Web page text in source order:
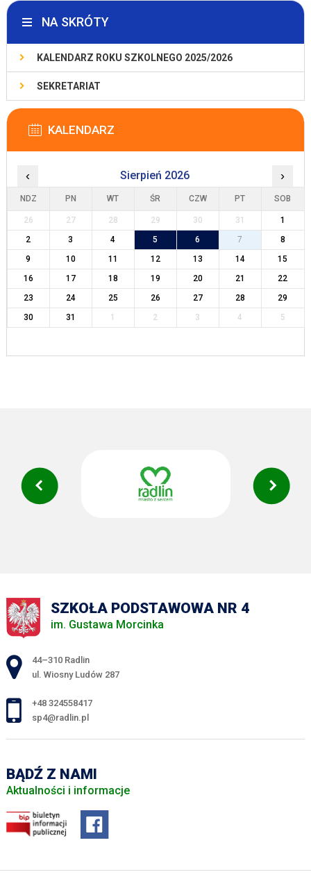
NA SKRÓTY
KALENDARZ ROKU SZKOLNEGO 2025/2026
SEKRETARIAT
KALENDARZ
‹ Sierpień 2026 ›
NDZ PN WT ŚR CZW PT SOB
26 27 28 29 30 31
1
2
3 4 5 6 7
8
9
10 11 12 13 14
15
16
17 18 19 20 21
22
23
24 25 26 27 28
29
30
31 1 2 3 4 5
SZKOŁA PODSTAWOWA NR 4
im. Gustawa Morcinka
Adres pocztowy:
44–310 Radlin
ul. Wiosny Ludów 287
+48 324558417
sp4@radlin.pl
BĄDŹ Z NAMI
Aktualności i informacje